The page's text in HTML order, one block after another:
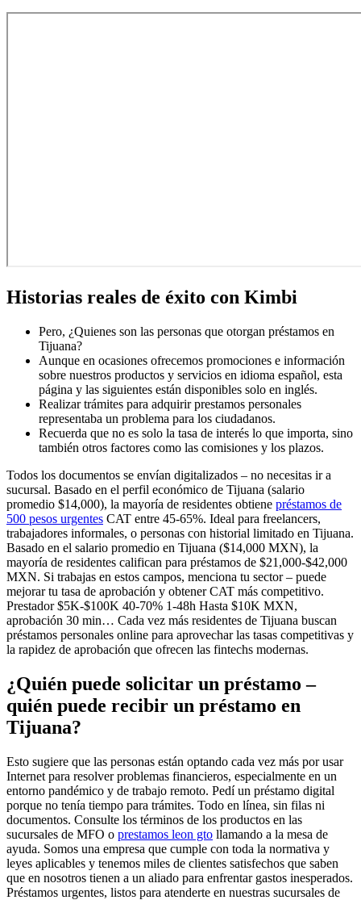
Historias reales de éxito con Kimbi
Pero, ¿Quienes son las personas que otorgan préstamos en
Tijuana?
Aunque en ocasiones ofrecemos promociones e información
sobre nuestros productos y servicios en idioma español, esta
página y las siguientes están disponibles solo en inglés.
Realizar trámites para adquirir prestamos personales
representaba un problema para los ciudadanos.
Recuerda que no es solo la tasa de interés lo que importa, sino
también otros factores como las comisiones y los plazos.
Todos los documentos se envían digitalizados – no necesitas ir a
sucursal. Basado en el perfil económico de Tijuana (salario
promedio $14,000), la mayoría de residentes obtiene préstamos de
500 pesos urgentes CAT entre 45-65%. Ideal para freelancers,
trabajadores informales, o personas con historial limitado en Tijuana.
Basado en el salario promedio en Tijuana ($14,000 MXN), la
mayoría de residentes califican para préstamos de $21,000-$42,000
MXN. Si trabajas en estos campos, menciona tu sector – puede
mejorar tu tasa de aprobación y obtener CAT más competitivo.
Prestador $5K-$100K 40-70% 1-48h Hasta $10K MXN,
aprobación 30 min… Cada vez más residentes de Tijuana buscan
préstamos personales online para aprovechar las tasas competitivas y
la rapidez de aprobación que ofrecen las fintechs modernas.
¿Quién puede solicitar un préstamo –
quién puede recibir un préstamo en
Tijuana?
Esto sugiere que las personas están optando cada vez más por usar
Internet para resolver problemas financieros, especialmente en un
entorno pandémico y de trabajo remoto. Pedí un préstamo digital
porque no tenía tiempo para trámites. Todo en línea, sin filas ni
documentos. Consulte los términos de los productos en las
sucursales de MFO o prestamos leon gto llamando a la mesa de
ayuda. Somos una empresa que cumple con toda la normativa y
leyes aplicables y tenemos miles de clientes satisfechos que saben
que en nosotros tienen a un aliado para enfrentar gastos inesperados.
Préstamos urgentes, listos para atenderte en nuestras sucursales de